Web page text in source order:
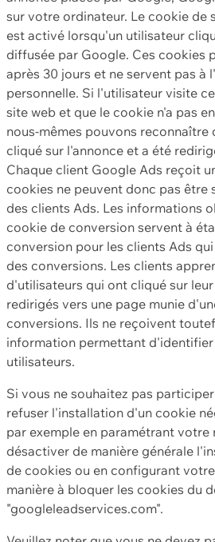
sur votre ordinateur. Le cookie de
est activé lorsqu'un utilisateur
diffusée par Google. Ces cookies
après 30 jours et ne servent pas à
personnelle. Si l'utilisateur visite
site web et que le cookie n'a pas
nous-mêmes pouvons reconnaître
cliqué sur l'annonce et a été
Chaque client Google Ads reçoit
cookies ne peuvent donc pas être
des clients Ads. Les informations
cookie de conversion servent à
conversion pour les clients Ads
des conversions. Les clients
d'utilisateurs qui ont cliqué sur
redirigés vers une page munie
conversions. Ils ne reçoivent
information permettant d'identifier
utilisateurs.
Si vous ne souhaitez pas
refuser l'installation d'un cookie
par exemple en paramétrant votre
désactiver de manière générale
de cookies ou en configurant
manière à bloquer les cookies du
"googleleadservices.com".